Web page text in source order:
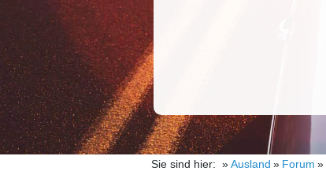
Sie sind hier: Ausland Forum